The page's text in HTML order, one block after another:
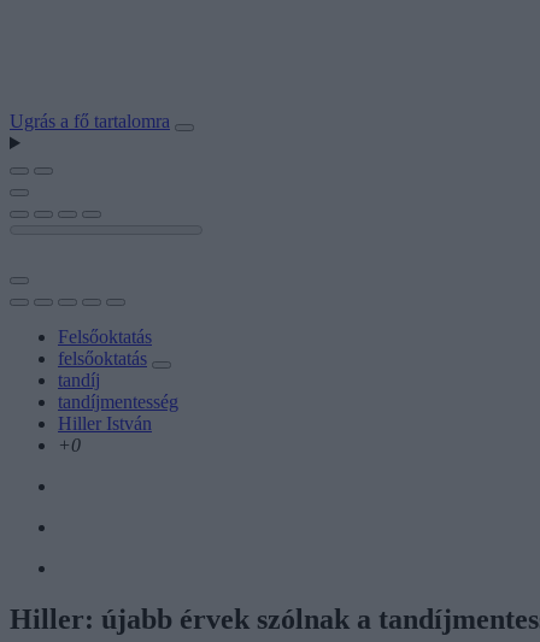
Ugrás a fő tartalomra
Felsőoktatás
felsőoktatás
tandíj
tandíjmentesség
Hiller István
+0
Hiller: újabb érvek szólnak a